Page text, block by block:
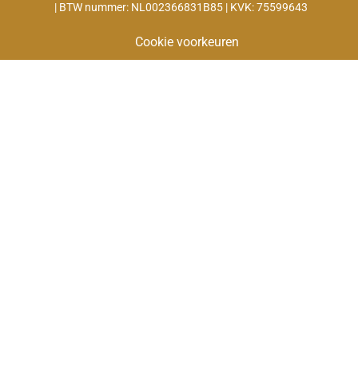
| BTW nummer: NL002366831B85 | KVK: 75599643
Cookie voorkeuren